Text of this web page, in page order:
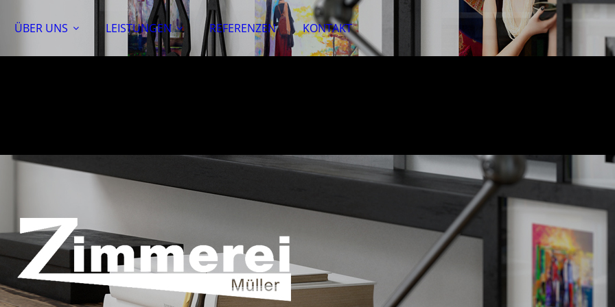
ÜBER UNS LEISTUNGEN REFERENZEN KONTAKT